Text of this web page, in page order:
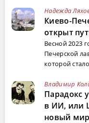
Надежда
Киево-
открыт
Весной 2023
Печерской
которой
Владимир
Парадокс
в ИИ, или
новый мир